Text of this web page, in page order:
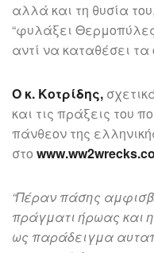
αλλά και τη θυσία
“φυλάξει
αντί να καταθέσει
Ο κ. Κοτρίδης,
και τις πράξεις του
πάνθεον της
στο
“Πέραν πάσης
πράγματι ήρωας και
ως παράδειγμα